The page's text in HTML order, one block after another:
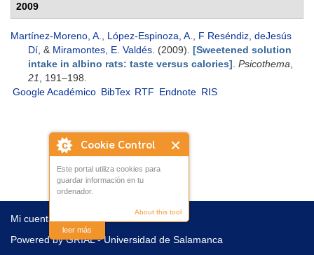
Cookie Control
Este portal utiliza cookies para
guardar información en tu
ordenador.
About this tool
leer más
2009
Martínez-Moreno, A. López-Espinoza, A.
F Reséndiz, deJesús
Dí , & Miramontes, E. Valdés . (2009). [Sweetened solution
intake in albino rats: taste versus calories] Psicothema
21
, 191–198.
Google Académico BibTex RTF Endnote RIS
Mi cuenta
Powered byGRIAL - Universidad de Salamanca